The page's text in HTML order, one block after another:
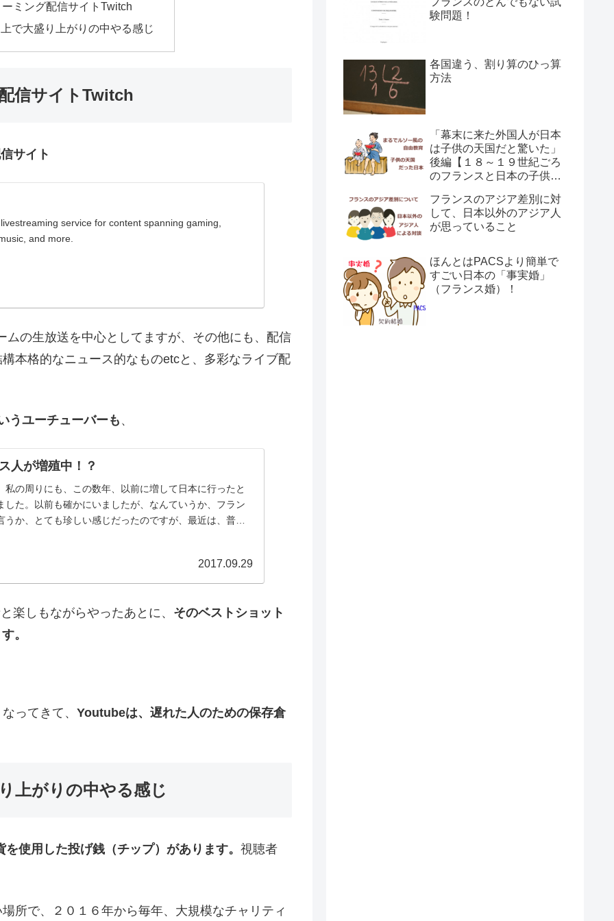
ミング配信サイトTwitch
で大盛り上がりの中やる感じ
信サイトTwitch
サイト
service for content spanning gaming,
and more.
の生放送を中心としてますが、その他にも、配信
本格的なニュース的なものetcと、多彩なライブ配
うユーチューバーも 、
人が増殖中！？
私の周りにも、この数年、以前に増して日本に行ったと
した。以前も確かにいましたが、なんていうか、フラン
か、とても珍しい感じだったのですが、最近は、普通
2017.09.29
楽しもながらやったあとに、 そのベストショット
。
ってきて、 Youtubeは、遅れた人のための保存倉
上がりの中やる感じ
使用した投げ銭（チップ）があります。 視聴者
所で、２０１６年から毎年、大規模なチャリティ
験問題！
各国違う、割り算のひっ算
方法
「幕末に来た外国人が日本
は子供の天国だと驚いた」
後編【１８～１９世紀ごろ
のフランスと日本の子供の
フランスのアジア差別に対
して、日本以外のアジア人
が思っていること
ほんとはPACSより簡単で
すごい日本の「事実婚」
（フランス婚）！